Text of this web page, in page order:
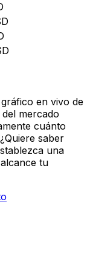
en vivo de
mercado
cuánto
saber
una
tu